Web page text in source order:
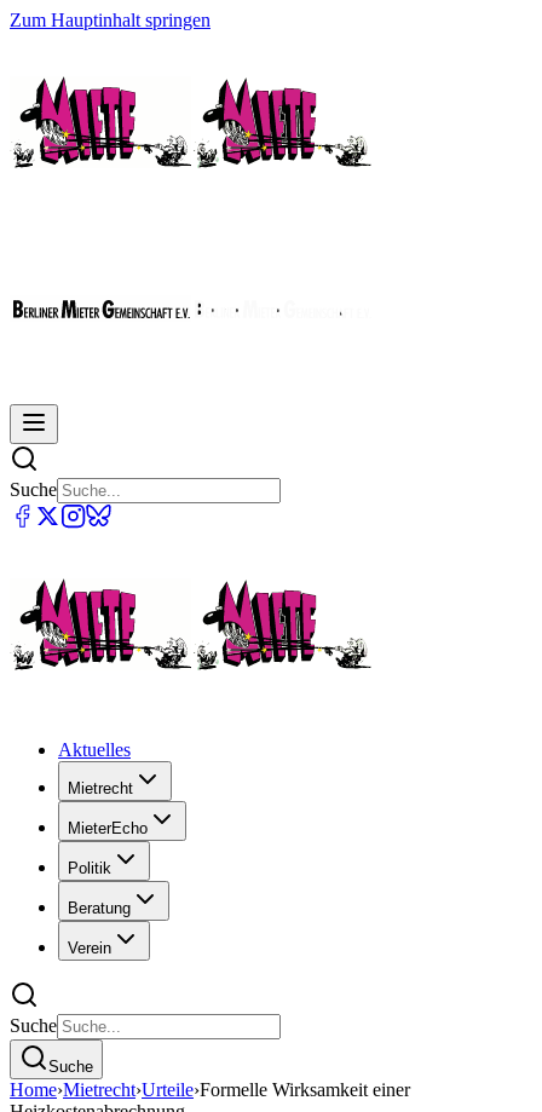
Zum Hauptinhalt springen
Suche
Aktuelles
Mietrecht
MieterEcho
Politik
Beratung
Verein
Suche
Suche
Home›Mietrecht›Urteile›Formelle Wirksamkeit einer